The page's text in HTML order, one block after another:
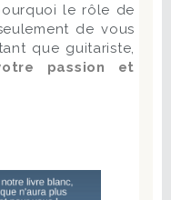
le rôle de
de vous
que guitariste,
passion et